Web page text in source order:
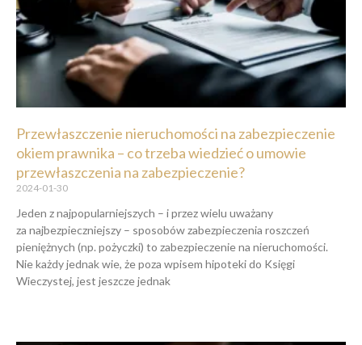
Przewłaszczenie nieruchomości na zabezpieczenie
okiem prawnika – co trzeba wiedzieć o umowie
przewłaszczenia na zabezpieczenie?
2024-01-30
Jeden z najpopularniejszych – i przez wielu uważany
za najbezpieczniejszy – sposobów zabezpieczenia roszczeń
pieniężnych (np. pożyczki) to zabezpieczenie na nieruchomości.
Nie każdy jednak wie, że poza wpisem hipoteki do Księgi
Wieczystej, jest jeszcze jednak